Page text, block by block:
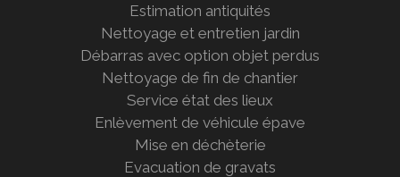
Estimation antiquités
Nettoyage et entretien jardin
Débarras avec option objet perdus
Nettoyage de fin de chantier
Service état des lieux
Enlèvement de véhicule épave
Mise en déchèterie
Evacuation de gravats